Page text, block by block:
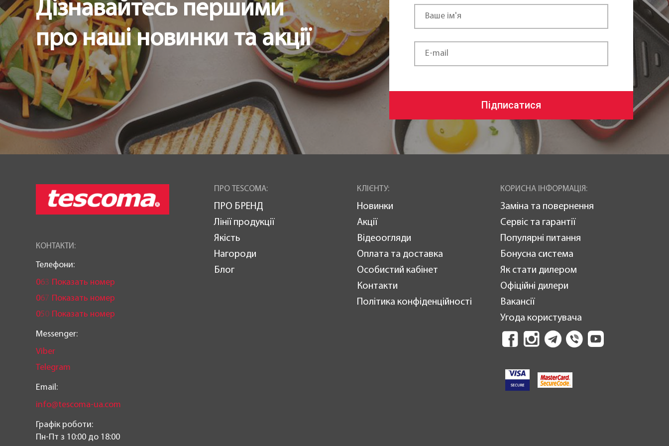
Дізнавайтесь першими
про наші новинки та акції
Підписатися
КОНТАКТИ:
Телефони:
063 Показать номер
067 Показать номер
050 Показать номер
Messenger:
Viber
Telegram
Email:
info@tescoma-ua.com
Графік роботи:
Пн-Пт з 10:00 до 18:00
ПРО TESCOMA:
ПРО БРЕНД
Лінії продукції
Якість
Нагороди
Блог
КЛІЄНТУ:
Новинки
Акції
Відеоогляди
Оплата та доставка
Особистий кабінет
Контакти
Політика конфіденційності
КОРИСНА ІНФОРМАЦІЯ:
Заміна та повернення
Сервіс та гарантії
Популярні питання
Бонусна система
Як стати дилером
Офіційні дилери
Вакансії
Угода користувача